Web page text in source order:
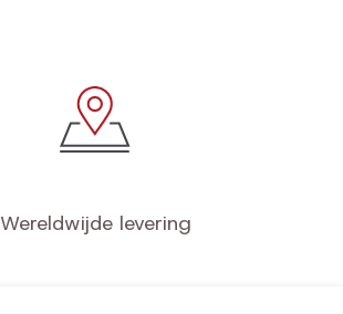
Wereldwijde levering